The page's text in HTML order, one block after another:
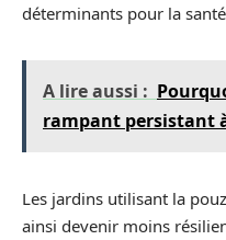
déterminants pour la
A lire aussi :
rampant persistant
Les jardins utilisant la
ainsi devenir moins